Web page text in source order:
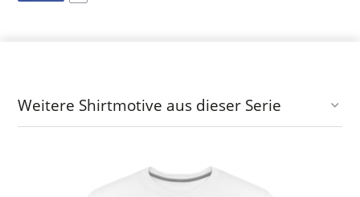
Weitere Shirtmotive aus dieser Serie